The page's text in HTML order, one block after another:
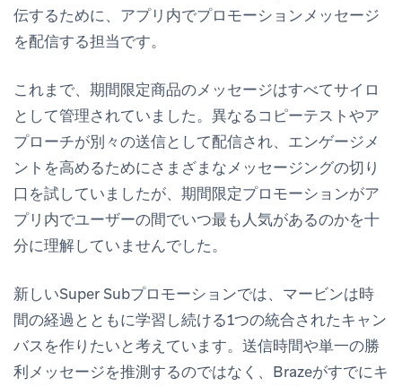
伝するために、アプリ内でプロモーションメッセージ
を配信する担当です。
これまで、期間限定商品のメッセージはすべてサイロ
として管理されていました。異なるコピーテストやア
プローチが別々の送信として配信され、エンゲージメ
ントを高めるためにさまざまなメッセージングの切り
口を試していましたが、期間限定プロモーションがア
プリ内でユーザーの間でいつ最も人気があるのかを十
分に理解していませんでした。
新しいSuper Subプロモーションでは、マービンは時
間の経過とともに学習し続ける1つの統合されたキャン
バスを作りたいと考えています。送信時間や単一の勝
利メッセージを推測するのではなく、Brazeがすでにキ